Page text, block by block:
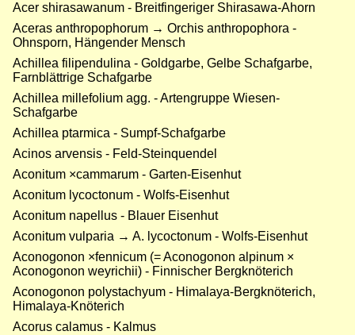
Acer shirasawanum - Breitfingeriger Shirasawa-Ahorn
Aceras anthropophorum → Orchis anthropophora -
Ohnsporn, Hängender Mensch
Achillea filipendulina - Goldgarbe, Gelbe Schafgarbe,
Farnblättrige Schafgarbe
Achillea millefolium agg. - Artengruppe Wiesen-
Schafgarbe
Achillea ptarmica - Sumpf-Schafgarbe
Acinos arvensis - Feld-Steinquendel
Aconitum ×cammarum - Garten-Eisenhut
Aconitum lycoctonum - Wolfs-Eisenhut
Aconitum napellus - Blauer Eisenhut
Aconitum vulparia → A. lycoctonum - Wolfs-Eisenhut
Aconogonon ×fennicum (= Aconogonon alpinum ×
Aconogonon weyrichii) - Finnischer Bergknöterich
Aconogonon polystachyum - Himalaya-Bergknöterich,
Himalaya-Knöterich
Acorus calamus - Kalmus